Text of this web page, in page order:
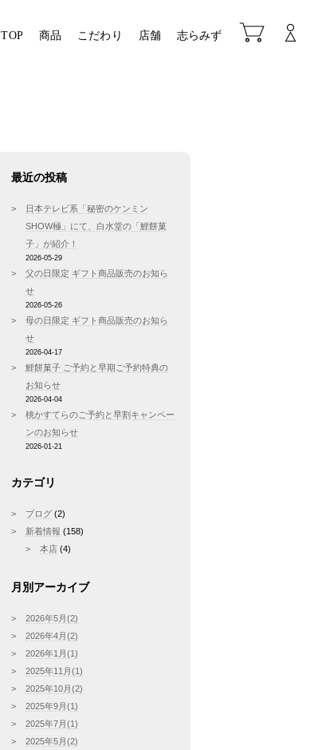
TOP 商品 こだわり 店舗 志らみず
最近の投稿
日本テレビ系「秘密のケンミン
SHOW極」にて、白水堂の「鯉餅菓
子」が紹介！
2026-05-29
父の日限定 ギフト商品販売のお知ら
せ
2026-05-26
母の日限定 ギフト商品販売のお知ら
せ
2026-04-17
鯉餅菓子 ご予約と早期ご予約特典の
お知らせ
2026-04-04
桃かすてらのご予約と早割キャンペー
ンのお知らせ
2026-01-21
カテゴリ
ブログ (2)
新着情報 (158)
本店 (4)
月別アーカイブ
2026年5月(2)
2026年4月(2)
2026年1月(1)
2025年11月(1)
2025年10月(2)
2025年9月(1)
2025年7月(1)
2025年5月(2)